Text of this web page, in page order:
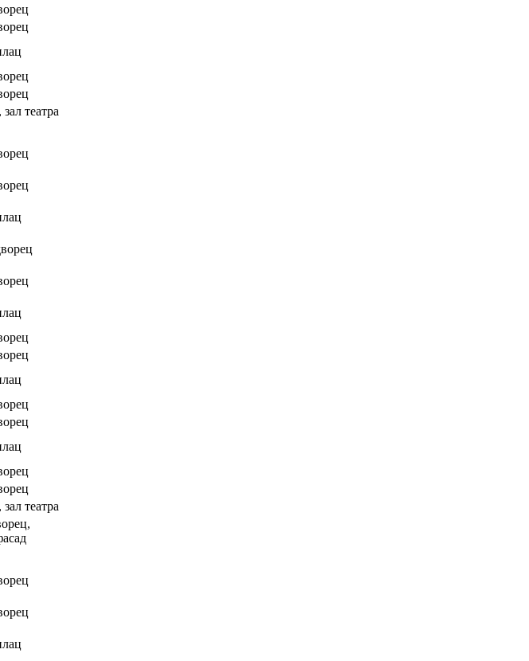
театра
театра